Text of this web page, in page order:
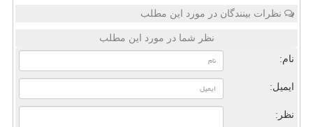
نظرات بینندگان در مورد این مطلب
نظر شما در مورد این مطلب
نام:
ایمیل:
نظر: